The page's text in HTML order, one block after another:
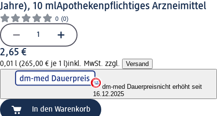
Jahre), 10 mlApothekenpflichtiges Arzneimittel
0 (0)
2,65 €
0,01 l (265,00 € je 1 l)inkl. MwSt. zzgl. Versand
dm-med Dauerpreisnicht erhöht seit
16.12.2025
In den Warenkorb